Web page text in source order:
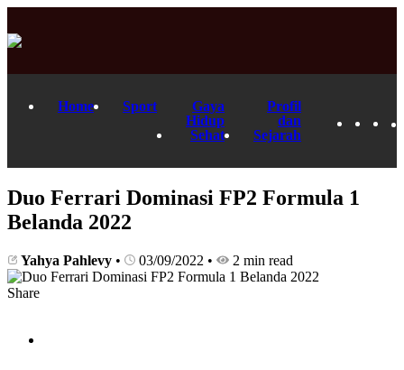
Home Sport
Gaya
Hidup
Sehat
Profil
dan
Sejarah
Duo Ferrari Dominasi FP2 Formula 1
Belanda 2022
Yahya Pahlevy • 03/09/2022 • 2 min read
Share